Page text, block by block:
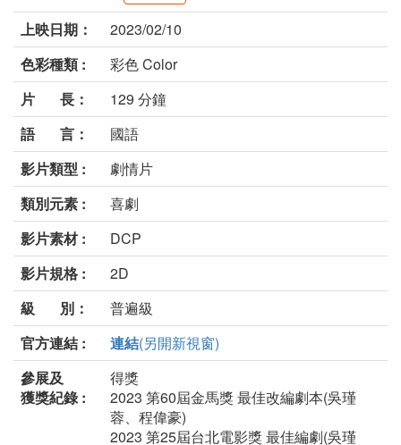
上映日期：
2023/02/10
色彩種類 :
彩色 Color
片 長：
129 分鐘
語 言：
國語
影片類型 :
劇情片
類別元素 :
喜劇
影片素材 :
DCP
影片規格 :
2D
級 別：
普遍級
官方連結 :
連結(另開新視窗)
參展及
獲獎紀錄 :
得獎
2023 第60屆金馬獎 最佳改編劇本(吳瑾
蓉、程偉豪)
2023 第25屆台北電影獎 最佳編劇(吳瑾